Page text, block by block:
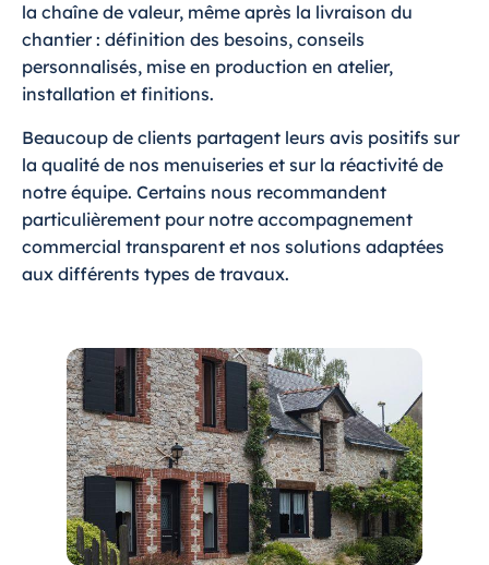
la chaîne de valeur, même après la livraison du
chantier : définition des besoins, conseils
personnalisés, mise en production en atelier,
installation et finitions.
Beaucoup de clients partagent leurs avis positifs sur
la qualité de nos menuiseries et sur la réactivité de
notre équipe. Certains nous recommandent
particulièrement pour notre accompagnement
commercial transparent et nos solutions adaptées
aux différents types de travaux.